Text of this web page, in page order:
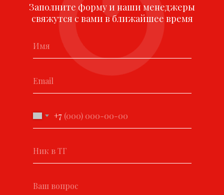
Заполните форму и наши менеджеры
свяжутся с вами в ближайшее время
+7